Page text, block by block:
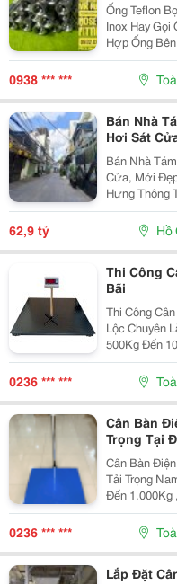
Kết Nối
Rắc Co Vi
Ngoài
Ống Teflon Bọc Lưới
Inox Hay Gọi
Hợp Ống
Chất Lỏng
304 Để
0938 *** ***
Bán Nhà
Hơi Sát
Bán Nhà
Cửa, Mới Đẹp
Hưng Thông
Hùng, Cao
Phương Qua Q.5, Q.1 +
62,9 tỷ Hồ
Thi Công
Bãi
Thi Công Cân
Lộc Chuyên
500Kg Đến
Sử Dụng Trong
0236 *** ***
Cân Bàn
Trọng Tại
Cân Bàn
Tải Trọng Nam Lộc Cung Cấp Cân Bàn Điện Tử Từ 30Kg
Đến 1.000Kg
Xuất, Siêu Thị,
Nổi
0236 *** ***
Lắp Đặt